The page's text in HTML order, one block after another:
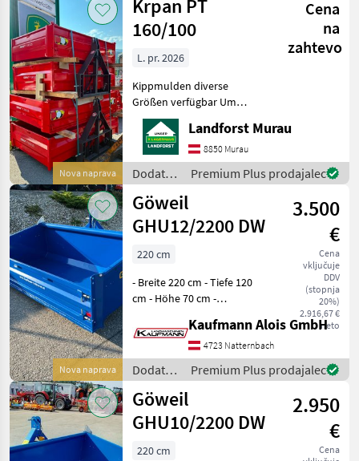
za
traktorje
/ Hauer
Nova naprava
Krpan PT
160/100
Cena
na
zahtevo
L. pr. 2026
Kippmulden diverse
Größen verfügbar Um
Ihnen unnötige Wartezeiten
oder Wegstrecken zu
ersparen, bitten wir Sie um
vorherige
Kontaktaufnahme, falls Sie
eine unserer
Landforst Murau
8850 Murau
Dodatna
oprema
za
traktorje
/ Krpan
Premium Plus prodajalec
Nova naprava
Göweil
GHU12/2200 DW
3.500
€
Cena
vključuje
DDV
(stopnja
20%)
2.916,67 €
neto
220 cm
- Breite 220 cm - Tiefe 120
cm - Höhe 70 cm -
Kat III - Schürfleiste aus
HARDOX - Abnehmbare
Rückwand - 3-stufiger
Teleskopzylinder
Kaufmann Alois GmbH
4723 Natternbach
Dodatna
oprema
za
traktorje
/ Göweil
Premium Plus prodajalec
Göweil
GHU10/2200 DW
2.950
€
Cena
220 cm